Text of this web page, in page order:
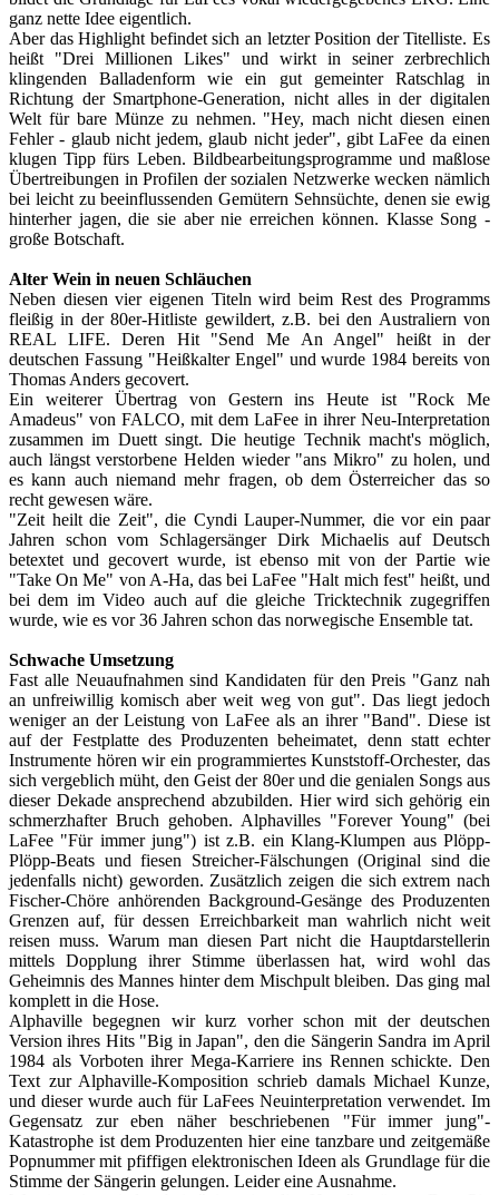
ganz nette Idee eigentlich.
Aber das Highlight befindet sich an letzter Position der Titelliste. Es
heißt "Drei Millionen Likes" und wirkt in seiner zerbrechlich
klingenden Balladenform wie ein gut gemeinter Ratschlag in
Richtung der Smartphone-Generation, nicht alles in der digitalen
Welt für bare Münze zu nehmen. "Hey, mach nicht diesen einen
Fehler - glaub nicht jedem, glaub nicht jeder", gibt LaFee da einen
klugen Tipp fürs Leben. Bildbearbeitungsprogramme und maßlose
Übertreibungen in Profilen der sozialen Netzwerke wecken nämlich
bei leicht zu beeinflussenden Gemütern Sehnsüchte, denen sie ewig
hinterher jagen, die sie aber nie erreichen können. Klasse Song -
große Botschaft.
Alter Wein in neuen Schläuchen
Neben diesen vier eigenen Titeln wird beim Rest des Programms
fleißig in der 80er-Hitliste gewildert, z.B. bei den Australiern von
REAL LIFE. Deren Hit "Send Me An Angel" heißt in der
deutschen Fassung "Heißkalter Engel" und wurde 1984 bereits von
Thomas Anders gecovert.
Ein weiterer Übertrag von Gestern ins Heute ist "Rock Me
Amadeus" von FALCO, mit dem LaFee in ihrer Neu-Interpretation
zusammen im Duett singt. Die heutige Technik macht's möglich,
auch längst verstorbene Helden wieder "ans Mikro" zu holen, und
es kann auch niemand mehr fragen, ob dem Österreicher das so
recht gewesen wäre.
"Zeit heilt die Zeit", die Cyndi Lauper-Nummer, die vor ein paar
Jahren schon vom Schlagersänger Dirk Michaelis auf Deutsch
betextet und gecovert wurde, ist ebenso mit von der Partie wie
"Take On Me" von A-Ha, das bei LaFee "Halt mich fest" heißt, und
bei dem im Video auch auf die gleiche Tricktechnik zugegriffen
wurde, wie es vor 36 Jahren schon das norwegische Ensemble tat.
Schwache Umsetzung
Fast alle Neuaufnahmen sind Kandidaten für den Preis "Ganz nah
an unfreiwillig komisch aber weit weg von gut". Das liegt jedoch
weniger an der Leistung von LaFee als an ihrer "Band". Diese ist
auf der Festplatte des Produzenten beheimatet, denn statt echter
Instrumente hören wir ein programmiertes Kunststoff-Orchester, das
sich vergeblich müht, den Geist der 80er und die genialen Songs aus
dieser Dekade ansprechend abzubilden. Hier wird sich gehörig ein
schmerzhafter Bruch gehoben. Alphavilles "Forever Young" (bei
LaFee "Für immer jung") ist z.B. ein Klang-Klumpen aus Plöpp-
Plöpp-Beats und fiesen Streicher-Fälschungen (Original sind die
jedenfalls nicht) geworden. Zusätzlich zeigen die sich extrem nach
Fischer-Chöre anhörenden Background-Gesänge des Produzenten
Grenzen auf, für dessen Erreichbarkeit man wahrlich nicht weit
reisen muss. Warum man diesen Part nicht die Hauptdarstellerin
mittels Dopplung ihrer Stimme überlassen hat, wird wohl das
Geheimnis des Mannes hinter dem Mischpult bleiben. Das ging mal
komplett in die Hose.
Alphaville begegnen wir kurz vorher schon mit der deutschen
Version ihres Hits "Big in Japan", den die Sängerin Sandra im April
1984 als Vorboten ihrer Mega-Karriere ins Rennen schickte. Den
Text zur Alphaville-Komposition schrieb damals Michael Kunze,
und dieser wurde auch für LaFees Neuinterpretation verwendet. Im
Gegensatz zur eben näher beschriebenen "Für immer jung"-
Katastrophe ist dem Produzenten hier eine tanzbare und zeitgemäße
Popnummer mit pfiffigen elektronischen Ideen als Grundlage für die
Stimme der Sängerin gelungen. Leider eine Ausnahme.